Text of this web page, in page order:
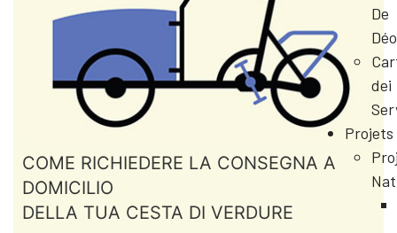
De
dei
Projets
COME RICHIEDERE LA CONSEGNA A
DOMICILIO
DELLA TUA CESTA DI VERDURE